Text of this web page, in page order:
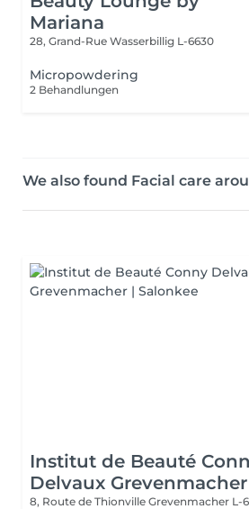
Mariana
28, Grand-Rue Wasserbillig L-6630
Micropowdering
2 Behandlungen
We also found Facial care
Institut de Beauté
Delvaux Grevenmacher
8, Route de Thionville Grevenmacher L-